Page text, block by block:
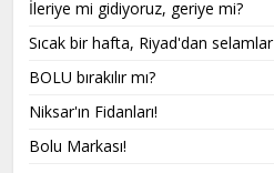
İleriye mi gidiyoruz, geriye mi?
Sıcak bir hafta, Riyad'dan selamlar
BOLU bırakılır mı?
Niksar'ın Fidanları!
Bolu Markası!